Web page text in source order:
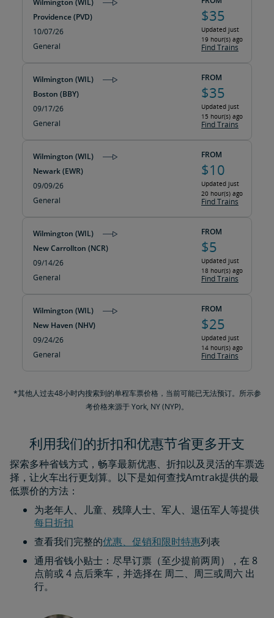
Wilmington (WIL)
Providence (PVD)
10/07/26
General
$35
Updated just
19 hour(s) ago
Find Trains
Wilmington (WIL)
Boston (BBY)
09/17/26
General
FROM
$35
Updated just
15 hour(s) ago
Find Trains
Wilmington (WIL)
Newark (EWR)
09/09/26
General
FROM
$10
Updated just
20 hour(s) ago
Find Trains
Wilmington (WIL)
New Carrollton (NCR)
09/14/26
General
FROM
$5
Updated just
18 hour(s) ago
Find Trains
Wilmington (WIL)
New Haven (NHV)
09/24/26
General
FROM
$25
Updated just
14 hour(s) ago
Find Trains
*其他人过去48小时内搜索到的单程车票价格，当前可能已无法预订。所示参
考价格来源于 York, NY (NYP)。
利用我们的折扣和优惠节省更多开支
探索多种省钱方式，畅享最新优惠、折扣以及灵活的车票选
择，让火车出行更划算。以下是如何查找Amtrak提供的最
低票价的方法：
为老年人、儿童、残障人士、军人、退伍军人等提供
每日折扣​​​​​​​
查看我们完整的优惠、促销和限时特惠列表
通用省钱小贴士：尽早订票（至少提前两周），在 8
点前或 4 点后乘车，并选择在 周二、周三或周六 出
行。